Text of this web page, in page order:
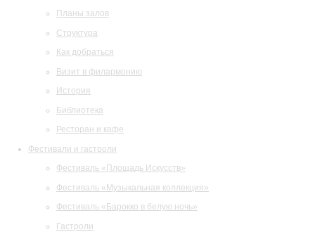
Планы залов
Структура
Как добраться
Визит в филармонию
История
Библиотека
Ресторан и кафе
Фестивали и гастроли
Фестиваль «Площадь Искусств»
Фестиваль «Музыкальная коллекция»
Фестиваль «Барокко в белую ночь»
Гастроли